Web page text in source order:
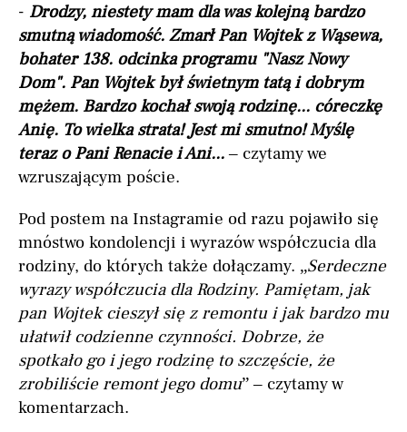
- Drodzy, niestety mam dla was kolejną bardzo
smutną wiadomość. Zmarł Pan Wojtek z Wąsewa,
bohater 138. odcinka programu "Nasz Nowy
Dom". Pan Wojtek był świetnym tatą i dobrym
mężem. Bardzo kochał swoją rodzinę... córeczkę
Anię. To wielka strata! Jest mi smutno! Myślę
teraz o Pani Renacie i Ani...– czytamy we
wzruszającym poście.
Pod postem na Instagramie od razu pojawiło się
mnóstwo kondolencji i wyrazów współczucia dla
rodziny, do których także dołączamy. „Serdeczne
wyrazy współczucia dla Rodziny. Pamiętam, jak
pan Wojtek cieszył się z remontu i jak bardzo mu
ułatwił codzienne czynności. Dobrze, że
spotkało go i jego rodzinę to szczęście, że
zrobiliście remont jego domu” – czytamy w
komentarzach.